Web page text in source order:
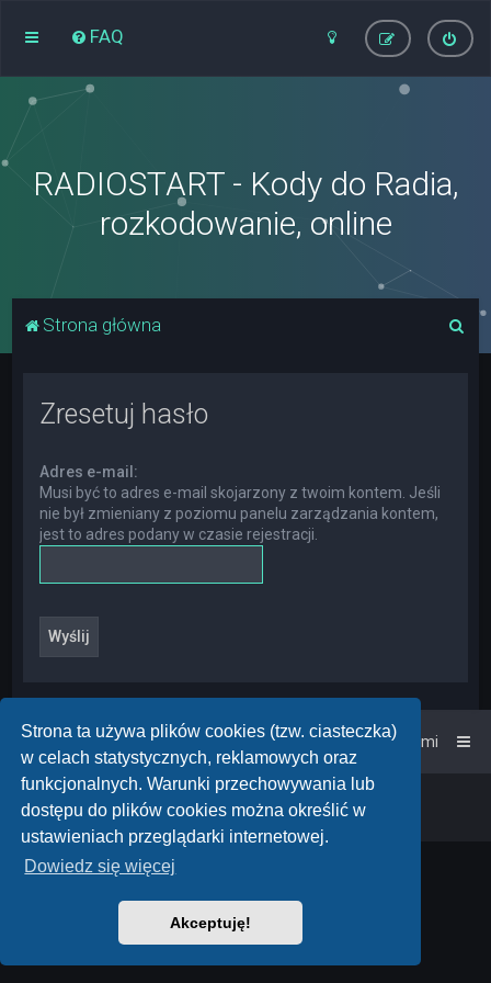
Strona ta używa plików cookies (tzw. ciasteczka)
w celach statystycznych, reklamowych oraz
funkcjonalnych. Warunki przechowywania lub
dostępu do plików cookies można określić w
ustawieniach przeglądarki internetowej.
Dowiedz się więcej
Akceptuję!
FAQ
RADIOSTART - Kody do Radia,
rozkodowanie, online
Strona główna
Zresetuj hasło
Adres e-mail:
Musi być to adres e-mail skojarzony z twoim kontem. Jeśli
nie był zmieniany z poziomu panelu zarządzania kontem,
jest to adres podany w czasie rejestracji.
Strona główna Kontakt z nami
Powered by phpBB • Design by
PlanetStyles
Polski pakiet językowy dostarczaphpBB.pl